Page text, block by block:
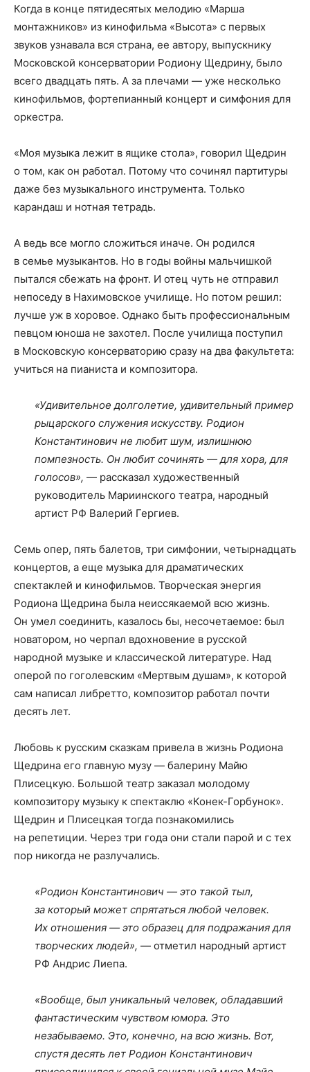
Когда в конце пятидесятых мелодию «Марша
монтажников» из кинофильма «Высота» с первых
звуков узнавала вся страна, ее автору, выпускнику
Московской консерватории Родиону Щедрину, было
всего двадцать пять. А за плечами — уже несколько
кинофильмов, фортепианный концерт и симфония для
оркестра.
«Моя музыка лежит в ящике стола», говорил Щедрин
о том, как он работал. Потому что сочинял партитуры
даже без музыкального инструмента. Только
карандаш и нотная тетрадь.
А ведь все могло сложиться иначе. Он родился
в семье музыкантов. Но в годы войны мальчишкой
пытался сбежать на фронт. И отец чуть не отправил
непоседу в Нахимовское училище. Но потом решил:
лучше уж в хоровое. Однако быть профессиональным
певцом юноша не захотел. После училища поступил
в Московскую консерваторию сразу на два факультета:
учиться на пианиста и композитора.
«Удивительное долголетие, удивительный пример
рыцарского служения искусству. Родион
Константинович не любит шум, излишнюю
помпезность. Он любит сочинять — для хора, для
голосов», — рассказал художественный
руководитель Мариинского театра, народный
артист РФ Валерий Гергиев.
Семь опер, пять балетов, три симфонии, четырнадцать
концертов, а еще музыка для драматических
спектаклей и кинофильмов. Творческая энергия
Родиона Щедрина была неиссякаемой всю жизнь.
Он умел соединить, казалось бы, несочетаемое: был
новатором, но черпал вдохновение в русской
народной музыке и классической литературе. Над
оперой по гоголевским «Мертвым душам», к которой
сам написал либретто, композитор работал почти
десять лет.
Любовь к русским сказкам привела в жизнь Родиона
Щедрина его главную музу — балерину Майю
Плисецкую. Большой театр заказал молодому
композитору музыку к спектаклю «Конек-Горбунок».
Щедрин и Плисецкая тогда познакомились
на репетиции. Через три года они стали парой и с тех
пор никогда не разлучались.
«Родион Константинович — это такой тыл,
за который может спрятаться любой человек.
Их отношения — это образец для подражания для
творческих людей», — отметил народный артист
РФ Андрис Лиепа.
«Вообще, был уникальный человек, обладавший
фантастическим чувством юмора. Это
незабываемо. Это, конечно, на всю жизнь. Вот,
спустя десять лет Родион Константинович